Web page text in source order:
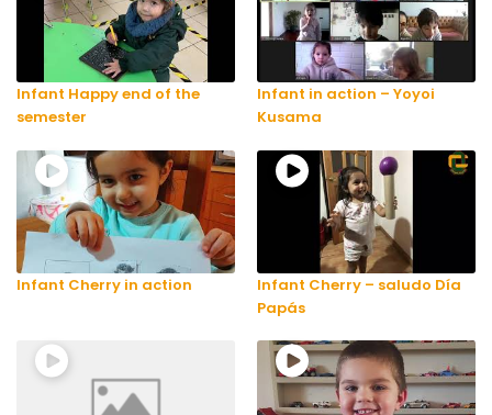
Infant Happy end of the
semester
Infant in action – Yoyoi
Kusama
Infant Cherry in action
Infant Cherry – saludo Día
Papás